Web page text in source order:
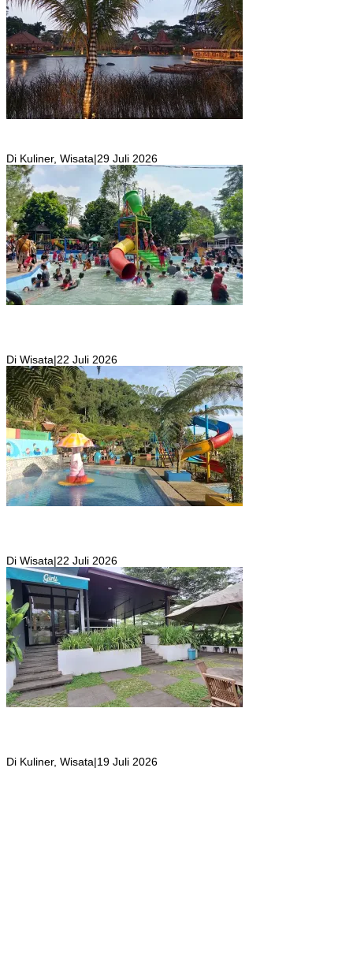
Di Kuliner, Wisata|29 Juli 2026
Di Wisata|22 Juli 2026
Di Wisata|22 Juli 2026
Di Kuliner, Wisata|19 Juli 2026